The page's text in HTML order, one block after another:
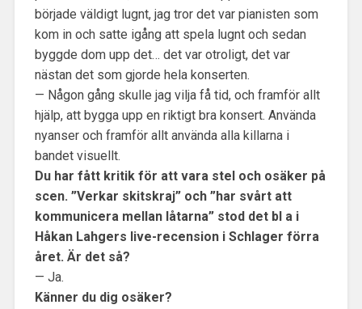
började väldigt lugnt, jag tror det var pianisten som
kom in och satte igång att spela lugnt och sedan
byggde dom upp det… det var otroligt, det var
nästan det som gjorde hela konserten.
— Någon gång skulle jag vilja få tid, och framför allt
hjälp, att bygga upp en riktigt bra konsert. Använda
nyanser och framför allt använda alla killarna i
bandet visuellt.
Du har fått kritik för att vara stel och osäker på
scen. ”Verkar skitskraj” och ”har svårt att
kommunicera mellan låtarna” stod det bl a i
Håkan Lahgers live-recension i Schlager förra
året. Är det så?
— Ja.
Känner du dig osäker?